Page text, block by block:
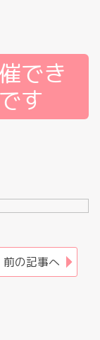
でき
す
前の記事へ